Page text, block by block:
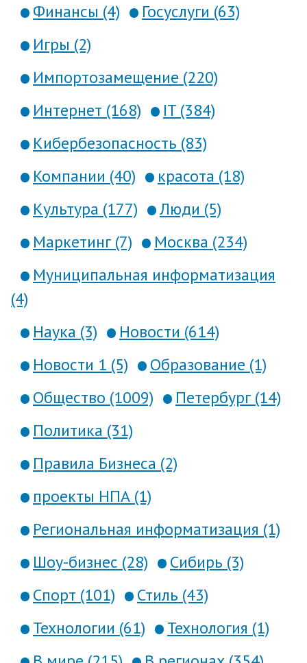
Финансы (4)
Госуслуги (63)
Игры (2)
Импортозамещение (220)
Интернет (168)
IT (384)
Кибербезопасность (83)
Компании (40)
красота (18)
Культура (177)
Люди (5)
Маркетинг (7)
Москва (234)
Муниципальная информатизация
(4)
Наука (3)
Новости (614)
Новости 1 (5)
Образование (1)
Общество (1009)
Петербург (14)
Политика (31)
Правила Бизнеса (2)
проекты НПА (1)
Региональная информатизация (1)
Шоу-бизнес (28)
Сибирь (3)
Спорт (101)
Стиль (43)
Технологии (61)
Технология (1)